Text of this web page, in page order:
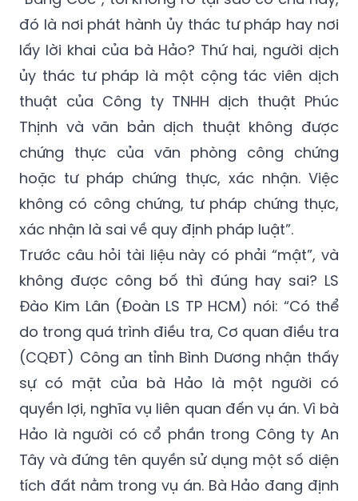
về Việt Nam. Ở phần đầu ủy thác, có ghi chữ
“Băng Cốc”, tôi không rõ tại sao có chữ này,
đó là nơi phát hành ủy thác tư pháp hay nơi
lấy lời khai của bà Hảo? Thứ hai, người dịch
ủy thác tư pháp là một cộng tác viên dịch
thuật của Công ty TNHH dịch thuật Phúc
Thịnh và văn bản dịch thuật không được
chứng thực của văn phòng công chứng
hoặc tư pháp chứng thực, xác nhận. Việc
không có công chứng, tư pháp chứng thực,
xác nhận là sai về quy định pháp luật”.
Trước câu hỏi tài liệu này có phải “mật”, và
không được công bố thì đúng hay sai? LS
Đào Kim Lân (Đoàn LS TP HCM) nói: “Có thể
do trong quá trình điều tra, Cơ quan điều tra
(CQĐT) Công an tỉnh Bình Dương nhận thấy
sự có mặt của bà Hảo là một người có
quyền lợi, nghĩa vụ liên quan đến vụ án. Vì bà
Hảo là người có cổ phần trong Công ty An